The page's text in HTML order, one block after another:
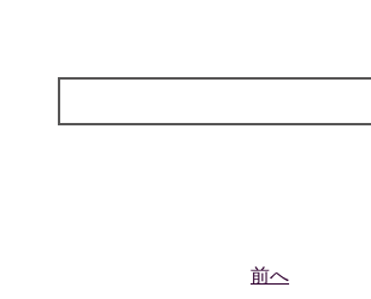
索
前へ